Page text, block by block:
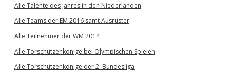
Alle Talente des Jahres in den Niederlanden
Alle Teams der EM 2016 samt Ausrüster
Alle Teilnehmer der WM 2014
Alle Torschützenkönige bei Olympischen Spielen
Alle Torschützenkönige der 2. Bundesliga